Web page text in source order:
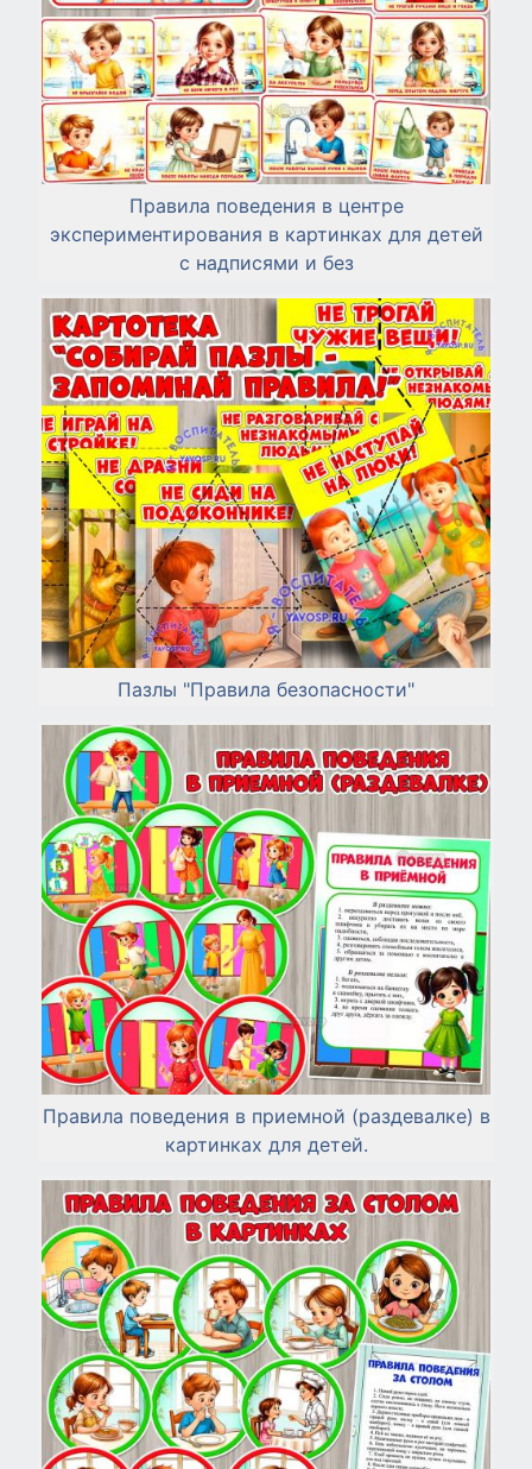
Правила поведения в центре
экспериментирования в картинках для детей
с надписями и без
Пазлы "Правила безопасности"
Правила поведения в приемной (раздевалке) в
картинках для детей.